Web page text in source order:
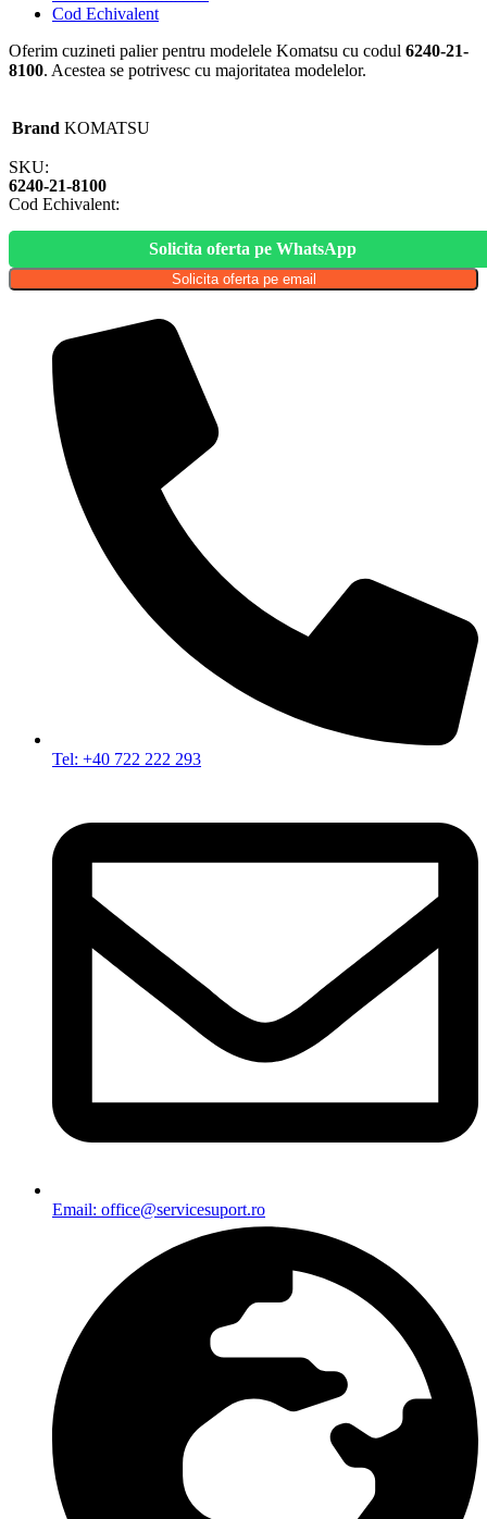
Cod Echivalent
Oferim cuzineti palier pentru modelele Komatsu cu codul 6240-21-
8100. Acestea se potrivesc cu majoritatea modelelor.
Brand KOMATSU
SKU:
6240-21-8100
Cod Echivalent:
Solicita oferta pe WhatsApp
Solicita oferta pe email
Tel: +40 722 222 293
Email: office@servicesuport.ro